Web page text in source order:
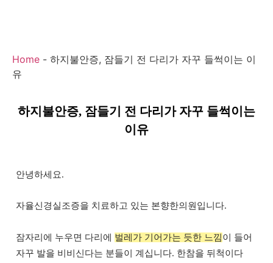
Home - 하지불안증, 잠들기 전 다리가 자꾸 들썩이는 이
유
하지불안증, 잠들기 전 다리가 자꾸 들썩이는
이유
안녕하세요.
자율신경실조증을 치료하고 있는 본향한의원입니다.
잠자리에 누우면 다리에 벌레가 기어가는 듯한 느낌이 들어
자꾸 발을 비비신다는 분들이 계십니다. 한참을 뒤척이다